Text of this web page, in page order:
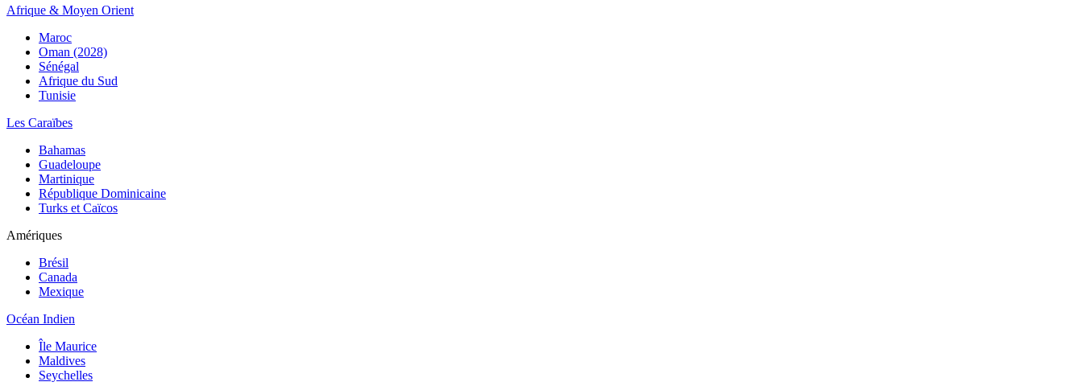
Afrique & Moyen Orient
Maroc
Oman (2028)
Sénégal
Afrique du Sud
Tunisie
Les Caraïbes
Bahamas
Guadeloupe
Martinique
République Dominicaine
Turks et Caïcos
Amériques
Brésil
Canada
Mexique
Océan Indien
Île Maurice
Maldives
Seychelles